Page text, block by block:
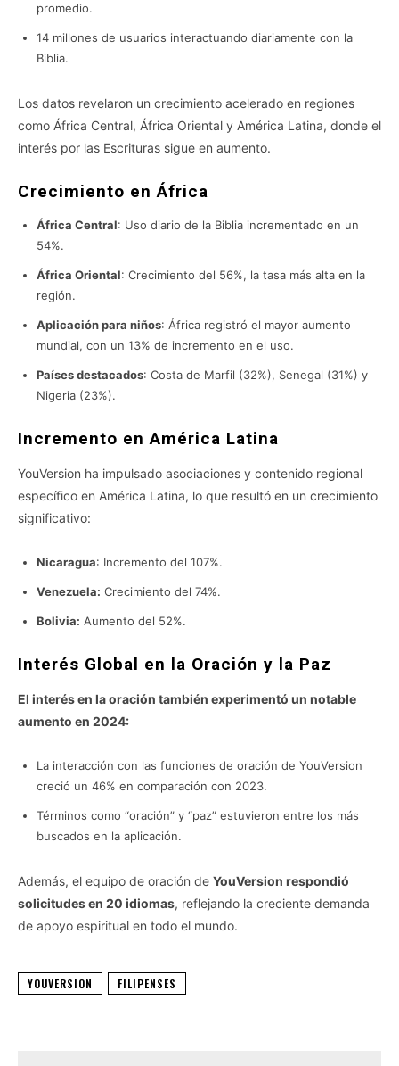
promedio.
14 millones de usuarios interactuando diariamente con la
Biblia.
Los datos revelaron un crecimiento acelerado en regiones
como África Central, África Oriental y América Latina, donde el
interés por las Escrituras sigue en aumento.
Crecimiento en África
África Central: Uso diario de la Biblia incrementado en un
54%.
África Oriental: Crecimiento del 56%, la tasa más alta en la
región.
Aplicación para niños: África registró el mayor aumento
mundial, con un 13% de incremento en el uso.
Países destacados: Costa de Marfil (32%), Senegal (31%) y
Nigeria (23%).
Incremento en América Latina
YouVersion ha impulsado asociaciones y contenido regional
específico en América Latina, lo que resultó en un crecimiento
significativo:
Nicaragua: Incremento del 107%.
Venezuela: Crecimiento del 74%.
Bolivia: Aumento del 52%.
Interés Global en la Oración y la Paz
El interés en la oración también experimentó un notable
aumento en 2024:
La interacción con las funciones de oración de YouVersion
creció un 46% en comparación con 2023.
Términos como “oración” y “paz” estuvieron entre los más
buscados en la aplicación.
Además, el equipo de oración de YouVersion respondió
solicitudes en 20 idiomas, reflejando la creciente demanda
de apoyo espiritual en todo el mundo.
YOUVERSION FILIPENSES